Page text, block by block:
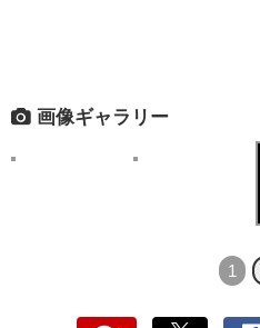
画像ギャラリー
1